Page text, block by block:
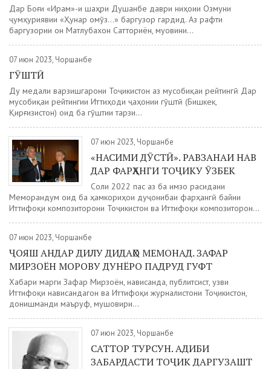
Дар Боғи «Ирам»-и шаҳри Душанбе даври ниҳоии Озмуни
ҷумҳуриявии «Ҳунар омӯз…» баргузор гардид. Аз рафти
баргузории он Матлубахон Сатториён, муовини...
07 июн 2023, Чоршанбе
ГӮШТӢ
Ду медали варзишгарони Тоҷикистон аз мусобиқаи рейтингӣ Дар
мусобиқаи рейтингии Иттиҳоди ҷаҳонии гӯштӣ (Бишкек,
Қирғизистон) оид ба гӯштии тарзи...
07 июн 2023, Чоршанбе
«НАСИМИ ДӮСТӢ». РАВЗАНАИ НАВ
ДАР ФАРҲАНГИ ТОҶИКУ ӮЗБЕК
Соли 2022 пас аз ба имзо расидани
Меморандум оид ба ҳамкориҳои дуҷонибаи фарҳангӣ байни
Иттифоқи композиторони Тоҷикистон ва Иттифоқи композиторон...
07 июн 2023, Чоршанбе
ҶОЯШ АНДАР ДИЛУ ДИДАҲО МЕМОНАД. ЗАФАР
МИРЗОЁН МОРОВУ ДУНЁРО ПАДРУД ГУФТ
Хабари марги Зафар Мирзоён, нависанда, публитсист, узви
Иттифоқи нависандагон ва Иттифоқи журналистони Тоҷикистон,
донишманди маъруф, мушовири...
07 июн 2023, Чоршанбе
САТТОР ТУРСУН. АДИБИ
ЗАБАРДАСТИ ТОҶИК ДАРГУЗАШТ